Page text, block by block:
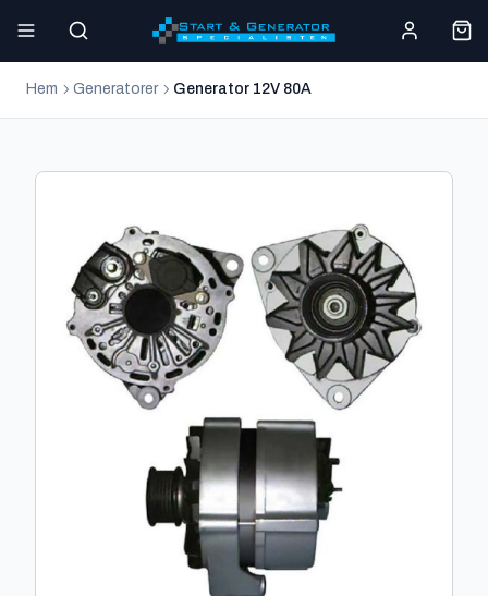
Hem Generatorer Generator 12V 80A